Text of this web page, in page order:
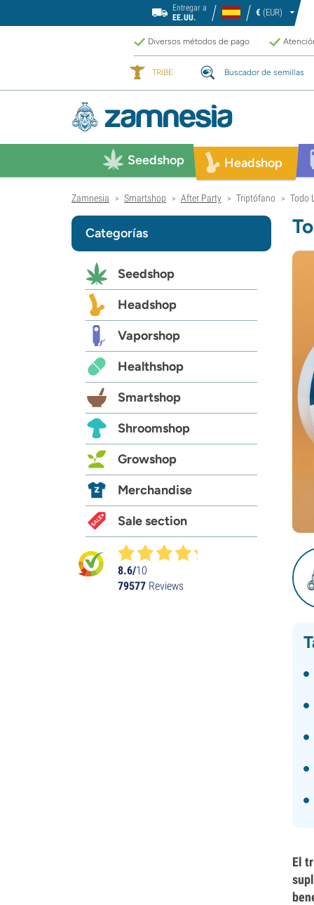
Entregar a
EE.UU.
€ (EUR)
Diversos métodos de pago
TRIBE Buscador de semillas
Seedshop Headshop
Zamnesia > Smartshop > After Party > Triptófano > Todo
El
Categorías
Seedshop
Headshop
Vaporshop
Healthshop
Smartshop
Shroomshop
Growshop
Merchandise
Sale section
8.6/10
79577 Reviews